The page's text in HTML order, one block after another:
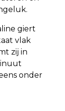
giert
vlak
zij in
onder